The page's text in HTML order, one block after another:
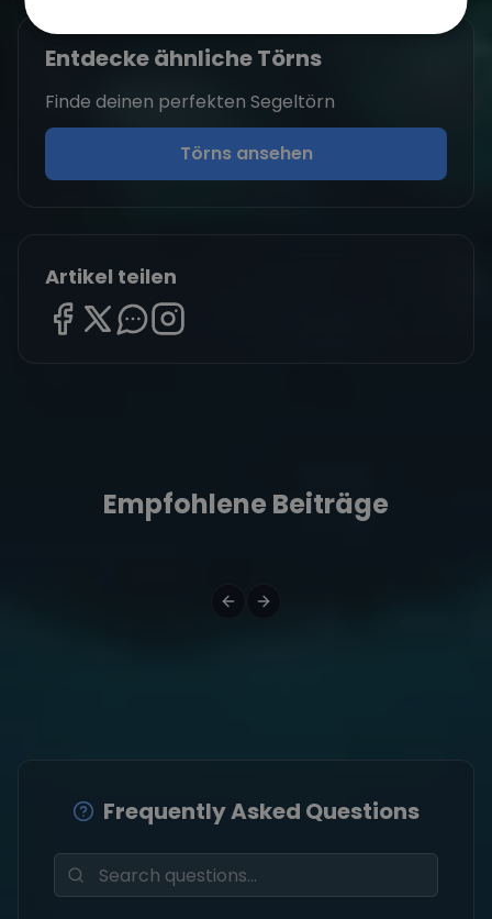
Entdecke ähnliche Törns
Finde deinen perfekten Segeltörn
Törns ansehen
Artikel teilen
Empfohlene Beiträge
Frequently Asked Questions